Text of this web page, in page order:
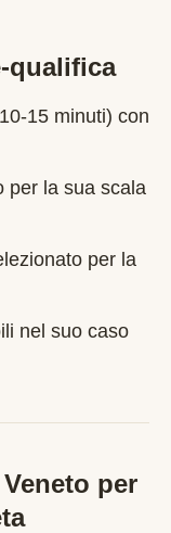
qualifica
15 minuti) con
per la sua scala
per la
nel suo caso
Veneto per